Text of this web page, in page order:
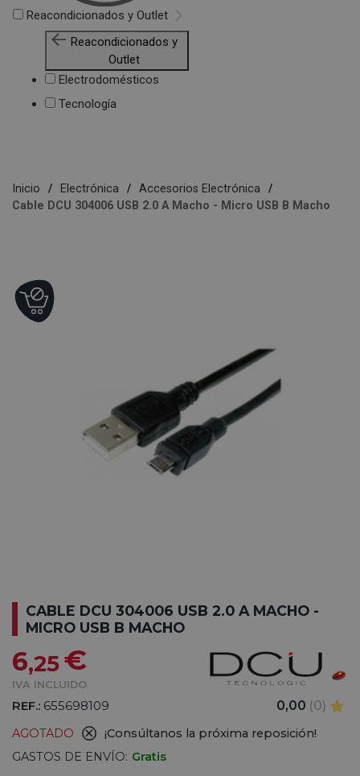
Reacondicionados y Outlet
Reacondicionados y
Outlet
Electrodomésticos
Tecnología
Inicio Electrónica
Accesorios Electrónica
Cable DCU 304006 USB 2.0 A Macho - Micro USB B Macho
CABLE DCU 304006 USB 2.0 A MACHO -
MICRO USB B MACHO
6,25€
IVA INCLUIDO
REF.: 655698109 0,00 (0)
AGOTADO
¡Consúltanos la próxima reposición!
GASTOS DE ENVÍO: Gratis